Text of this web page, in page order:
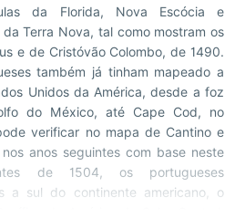
da Florida, Nova Escócia e
Terra Nova, tal como mostram os
e de Cristóvão Colombo, de 1490.
também já tinham mapeado a
Unidos da América, desde a foz
do México, até Cape Cod, no
verificar no mapa de Cantino e
anos seguintes com base neste
de 1504, os portugueses
a sul do continente americano, o